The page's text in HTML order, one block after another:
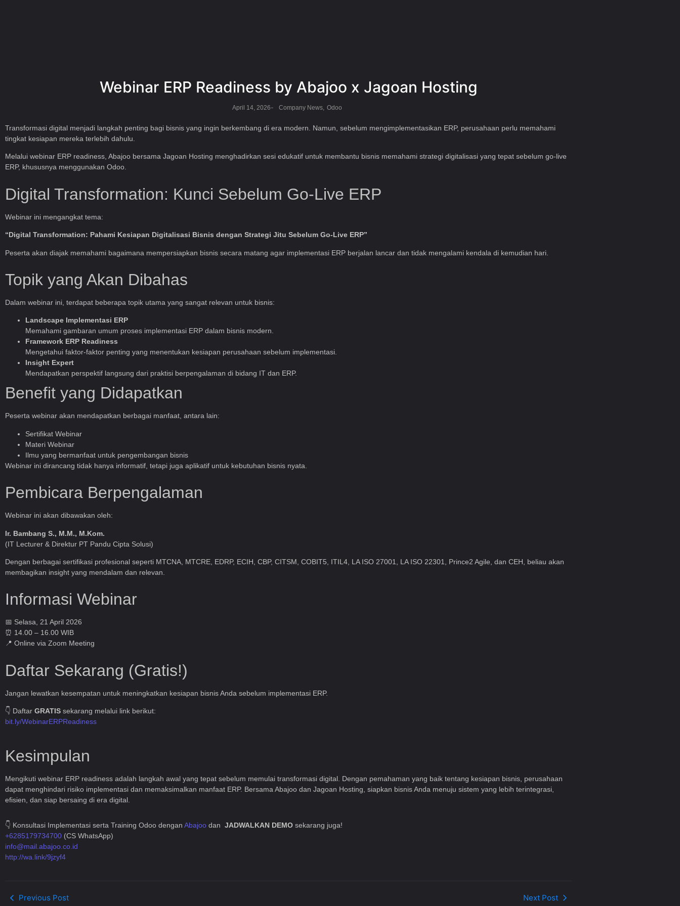
Webinar ERP Readiness by Abajoo x Jagoan Hosting
April 14, 2026- Company News, Odoo
Transformasi digital menjadi langkah penting bagi bisnis yang ingin berkembang di era modern. Namun, sebelum mengimplementasikan ERP, perusahaan perlu memahami
tingkat kesiapan mereka terlebih dahulu.
Melalui webinar ERP readiness, Abajoo bersama Jagoan Hosting menghadirkan sesi edukatif untuk membantu bisnis memahami strategi digitalisasi yang tepat sebelum go-live
ERP, khususnya menggunakan Odoo.
Digital Transformation: Kunci Sebelum Go-Live ERP
Webinar ini mengangkat tema:
“Digital Transformation: Pahami Kesiapan Digitalisasi Bisnis dengan Strategi Jitu Sebelum Go-Live ERP”
Peserta akan diajak memahami bagaimana mempersiapkan bisnis secara matang agar implementasi ERP berjalan lancar dan tidak mengalami kendala di kemudian hari.
Topik yang Akan Dibahas
Dalam webinar ini, terdapat beberapa topik utama yang sangat relevan untuk bisnis:
Landscape Implementasi ERP
Memahami gambaran umum proses implementasi ERP dalam bisnis modern.
Framework ERP Readiness
Mengetahui faktor-faktor penting yang menentukan kesiapan perusahaan sebelum implementasi.
Insight Expert
Mendapatkan perspektif langsung dari praktisi berpengalaman di bidang IT dan ERP.
Benefit yang Didapatkan
Peserta webinar akan mendapatkan berbagai manfaat, antara lain:
Sertifikat Webinar
Materi Webinar
Ilmu yang bermanfaat untuk pengembangan bisnis
Webinar ini dirancang tidak hanya informatif, tetapi juga aplikatif untuk kebutuhan bisnis nyata.
Pembicara Berpengalaman
Webinar ini akan dibawakan oleh:
Ir. Bambang S., M.M., M.Kom.
(IT Lecturer & Direktur PT Pandu Cipta Solusi)
Dengan berbagai sertifikasi profesional seperti MTCNA, MTCRE, EDRP, ECIH, CBP, CITSM, COBIT5, ITIL4, LA ISO 27001, LA ISO 22301, Prince2 Agile, dan CEH, beliau akan
membagikan insight yang mendalam dan relevan.
Informasi Webinar
📅 Selasa, 21 April 2026
⏰ 14.00 – 16.00 WIB
📍 Online via Zoom Meeting
Daftar Sekarang (Gratis!)
Jangan lewatkan kesempatan untuk meningkatkan kesiapan bisnis Anda sebelum implementasi ERP.
👇 Daftar GRATIS sekarang melalui link berikut:
bit.ly/WebinarERPReadiness
Kesimpulan
Mengikuti webinar ERP readiness adalah langkah awal yang tepat sebelum memulai transformasi digital. Dengan pemahaman yang baik tentang kesiapan bisnis, perusahaan
dapat menghindari risiko implementasi dan memaksimalkan manfaat ERP. Bersama Abajoo dan Jagoan Hosting, siapkan bisnis Anda menuju sistem yang lebih terintegrasi,
efisien, dan siap bersaing di era digital.
👇 Konsultasi Implementasi serta Training Odoo dengan Abajoo dan JADWALKAN DEMO sekarang juga!
+6285179734700 (CS WhatsApp)
info@mail.abajoo.co.id
http://wa.link/9jzyf4
Previous Post Next Post